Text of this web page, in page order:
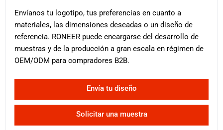
Envíanos tu logotipo, tus preferencias en cuanto a
materiales, las dimensiones deseadas o un diseño de
referencia. RONEER puede encargarse del desarrollo de
muestras y de la producción a gran escala en régimen de
OEM/ODM para compradores B2B.
Envía tu diseño
Solicitar una muestra